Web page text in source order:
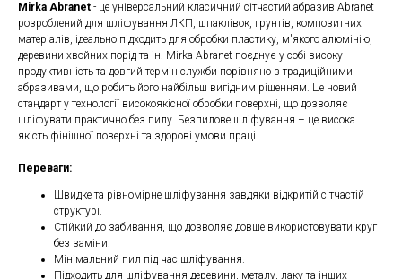
Mirka Abranet - це універсальний класичний сітчастий абразив Abranet
розроблений для шліфування ЛКП, шпаклівок, грунтів, композитних
матеріалів, ідеально підходить для обробки пластику, м'якого алюмінію,
деревини хвойних порід та ін. Mirka Abranet поєднує у собі високу
продуктивність та довгий термін служби порівняно з традиційними
абразивами, що робить його найбільш вигідним рішенням. Це новий
стандарт у технології високоякісної обробки поверхні, що дозволяє
шліфувати практично без пилу. Безпилове шліфування – це висока
якість фінішної поверхні та здорові умови праці.
Переваги:
Швидке та рівномірне шліфування завдяки відкритій сітчастій
структурі.
Стійкий до забивання, що дозволяє довше використовувати круг
без заміни.
Мінімальний пил під час шліфування.
Підходить для шліфування деревини, металу, лаку та інших